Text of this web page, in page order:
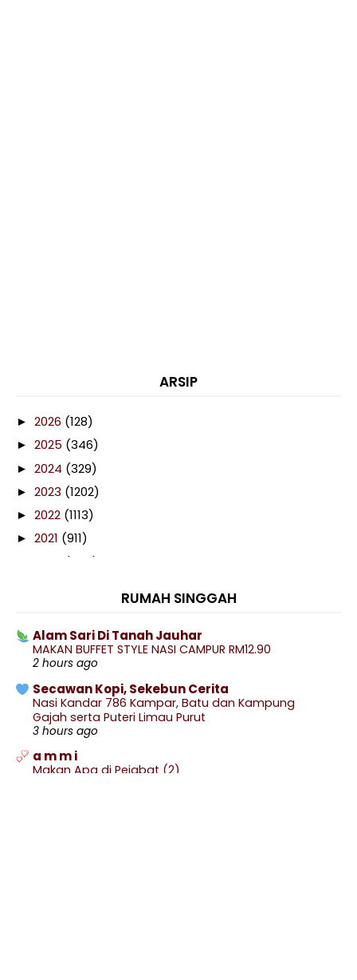
ARSIP
► 2026 (128)
► 2025 (346)
► 2024 (329)
► 2023 (1202)
► 2022 (1113)
► 2021 (911)
(460)
▼ 2017(359)
►December (9)
November
►October(41)
►September(34)
►July (14)
RUMAH SINGGAH
Alam Sari Di Tanah Jauhar
MAKAN BUFFET STYLE NASI CAMPUR RM12.90
2 hours ago
Secawan Kopi, Sekebun Cerita
Nasi Kandar 786 Kampar, Batu dan Kampung
Gajah serta Puteri Limau Purut
3 hours ago
a m m i
Makan Apa di Pejabat (2)